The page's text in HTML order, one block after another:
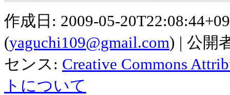
作成日: 2009-05-
(yaguchi109@gmail.com)
公開
センス: Creative Commons
トについて